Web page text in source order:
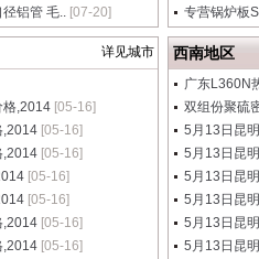
铝管 毛.. [07-20]
专营锅炉板
详见城市
格,2014 [05-16]
,2014 [05-16]
,2014 [05-16]
[05-16]
[05-16]
,2014 [05-16]
,2014 [05-16]
西南地区
广东L360N
双组份聚硫
5月13日昆
5月13日昆
5月13日昆
5月13日昆
5月13日昆
5月13日昆